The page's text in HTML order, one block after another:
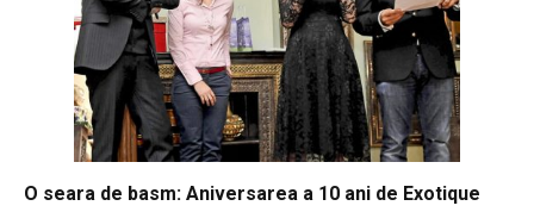
O seara de basm: Aniversarea a 10 ani de Exotique